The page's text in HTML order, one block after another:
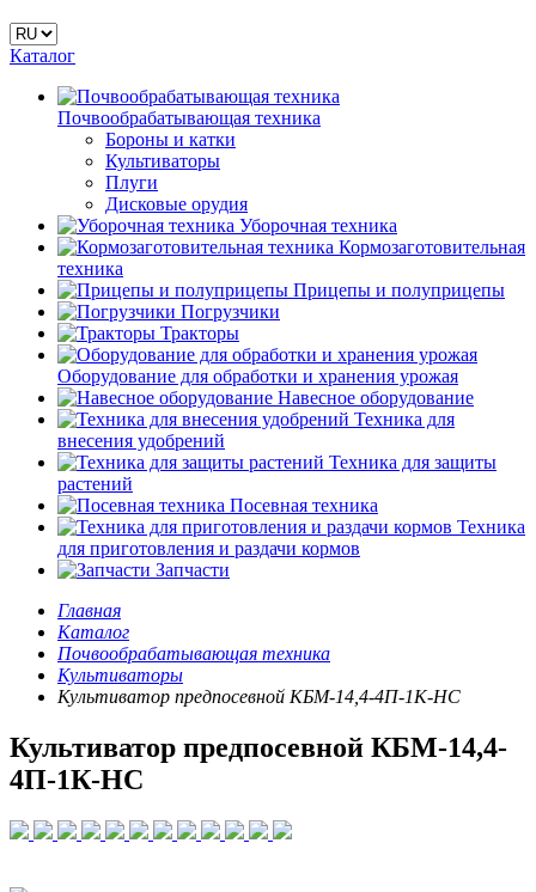
Каталог
Почвообрабатывающая техника
Бороны и катки
Культиваторы
Плуги
Дисковые орудия
Уборочная техника
Кормозаготовительная
техника
Прицепы и полуприцепы
Погрузчики
Тракторы
Оборудование для обработки и хранения урожая
Навесное оборудование
Техника для
внесения удобрений
Техника для защиты
растений
Посевная техника
Техника
для приготовления и раздачи кормов
Запчасти
Главная
Каталог
Почвообрабатывающая техника
Культиваторы
Культиватор предпосевной КБМ-14,4-4П-1К-НС
Культиватор предпосевной КБМ-14,4-
4П-1К-НС